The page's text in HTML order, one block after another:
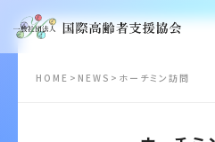
HOME > NEWS > ホーチミン訪問